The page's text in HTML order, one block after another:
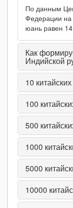
По данным
Федерации на
юань равен
Как
Индийской
10
100
500
1000
5000
10000